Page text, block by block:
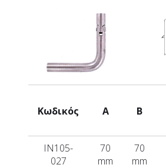
Κωδικός A B
IN105-
027
70
mm
70
mm